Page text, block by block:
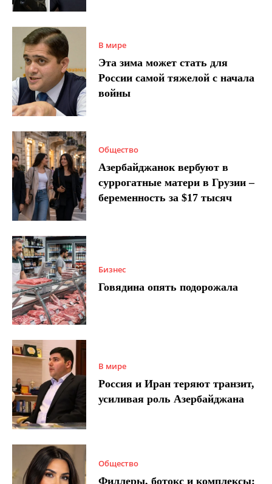
В мире
Эта зима может стать для
России самой тяжелой с начала
войны
Общество
Азербайджанок вербуют в
суррогатные матери в Грузии –
беременность за $17 тысяч
Бизнес
Говядина опять подорожала
В мире
Россия и Иран теряют транзит,
усиливая роль Азербайджана
Общество
Филлеры, ботокс и комплексы: